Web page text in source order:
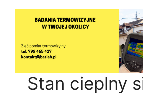
Stan cieplny